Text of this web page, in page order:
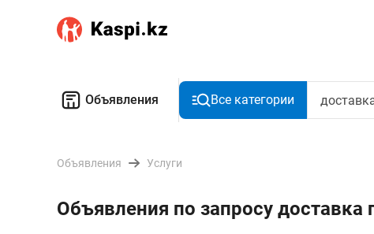
Объявления Все категории
Объявления Услуги
Объявления по запросу доставка